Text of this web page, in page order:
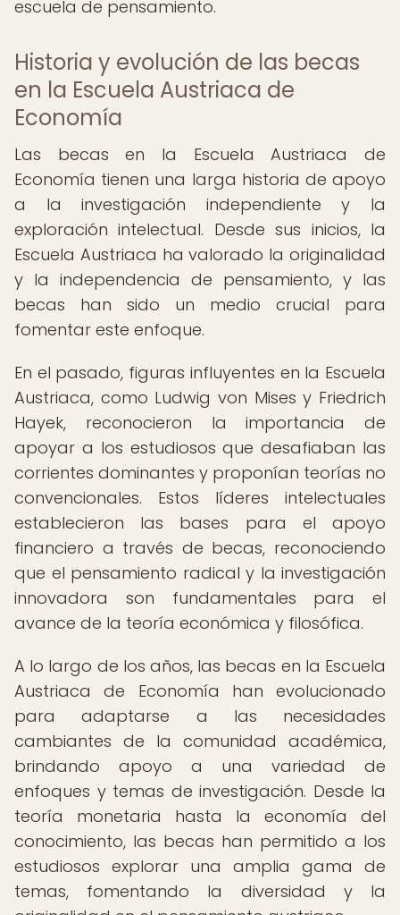
escuela de pensamiento.
Historia y evolución de las becas
en la Escuela Austriaca de
Economía
Las becas en la Escuela Austriaca de
Economía tienen una larga historia de apoyo
a la investigación independiente y la
exploración intelectual. Desde sus inicios, la
Escuela Austriaca ha valorado la originalidad
y la independencia de pensamiento, y las
becas han sido un medio crucial para
fomentar este enfoque.
En el pasado, figuras influyentes en la Escuela
Austriaca, como Ludwig von Mises y Friedrich
Hayek, reconocieron la importancia de
apoyar a los estudiosos que desafiaban las
corrientes dominantes y proponían teorías no
convencionales. Estos líderes intelectuales
establecieron las bases para el apoyo
financiero a través de becas, reconociendo
que el pensamiento radical y la investigación
innovadora son fundamentales para el
avance de la teoría económica y filosófica.
A lo largo de los años, las becas en la Escuela
Austriaca de Economía han evolucionado
para adaptarse a las necesidades
cambiantes de la comunidad académica,
brindando apoyo a una variedad de
enfoques y temas de investigación. Desde la
teoría monetaria hasta la economía del
conocimiento, las becas han permitido a los
estudiosos explorar una amplia gama de
temas, fomentando la diversidad y la